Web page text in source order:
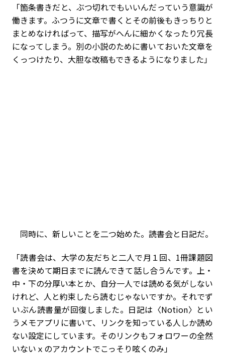
「箇条書きだと、ぶつ切れでもいいんだっていう意識が
働きます。ふつうに文章で書くとその前後もきっちりと
まとめなければって、描写がへんに細かくなったり冗長
になってしまう。別の小説のために書いておいた文章を
くっつけたり、大胆な改稿もできるようになりました」
同時に、新しいことを二つ始めた。読書会と日記だ。
「読書会は、大学の友だちと二人で月１回、1冊課題図
書を決めて期日までに読んできて話し合うんです。上・
中・下の分厚い本とか、自分一人では読める気がしない
けれど、人と約束したら読むじゃないですか。それでず
いぶん読書量が回復しました。日記は〈Notion〉とい
うメモアプリに書いて、リンクを知っている人しか読め
ない設定にしています。そのリンクもフォロワーの全然
いないｘのアカウントでこっそり呟くのみ」